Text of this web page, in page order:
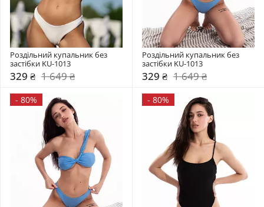
Роздільний купальник без
застібки KU-1013
329 ₴ 1 649 ₴
Роздільний купальник без
застібки KU-1013
329 ₴ 1 649 ₴
- 80% - 80%